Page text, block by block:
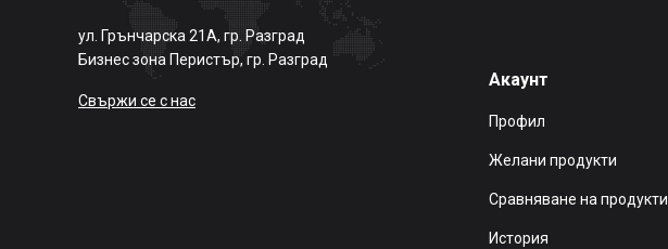
ул. Грънчарска 21А, гр. Разград
Бизнес зона Перистър, гр. Разград
Свържи се с нас
Акаунт
Профил
Желани продукти
Сравняване на продукти
История